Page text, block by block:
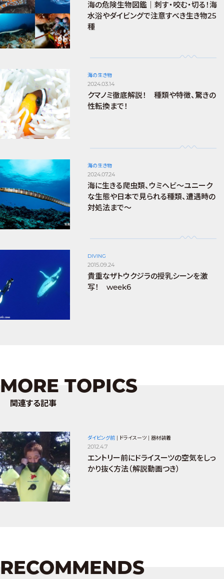
海の危険生物図鑑｜刺す・咬む・切る！海
水浴やダイビングで注意すべき生き物25
種
海の生き物
2024.03.14
クマノミ徹底解説！ 種類や特徴、驚きの
性転換まで！
海の生き物
2024.07.24
海に生きる爬虫類、ウミヘビ～ユニーク
な生態や日本で見られる種類、遭遇時の
対処法まで～
DIVING
2015.09.24
貴重なザトウクジラの授乳シーンを激
写！ week6
MORE TOPICS
関連する記事
ダイビング前 | ドライスーツ | 器材装着
2012.4.7
エントリー前にドライスーツの空気をしっ
かり抜く方法（解説動画つき）
RECOMMENDS